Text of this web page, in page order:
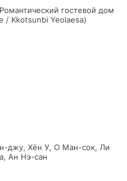
История держит зрителя
между личными
бросая вызов
любовь и наука не
гостевой дом
/ Kkotsunbi Yeolaesa)
джу, Хён У, О Ман-сок, Ли
Ан Нэ-сан